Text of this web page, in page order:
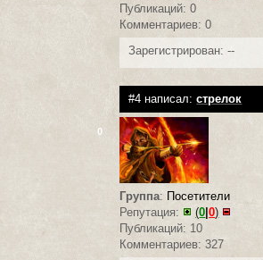
Публикаций: 0
Комментариев: 0
Зарегистрирован: --
#4 написал:стрелок
0
Группа: Посетители
Репутация:
(0 |0)
Публикаций: 10
Комментариев: 327